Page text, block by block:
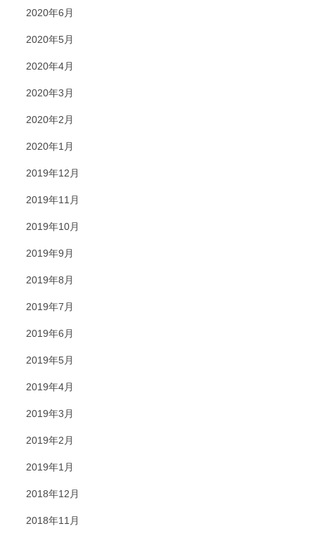
2020年6月
2020年5月
2020年4月
2020年3月
2020年2月
2020年1月
2019年12月
2019年11月
2019年10月
2019年9月
2019年8月
2019年7月
2019年6月
2019年5月
2019年4月
2019年3月
2019年2月
2019年1月
2018年12月
2018年11月